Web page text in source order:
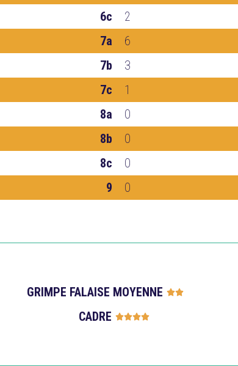
6c
2
7a
6
7b
3
7c
1
8a
0
8b
0
8c
0
9
0
GRIMPE FALAISE MOYENNE 
CADRE 